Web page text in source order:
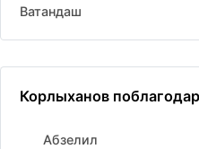
Ватандаш
Корлыханов
Абзелил